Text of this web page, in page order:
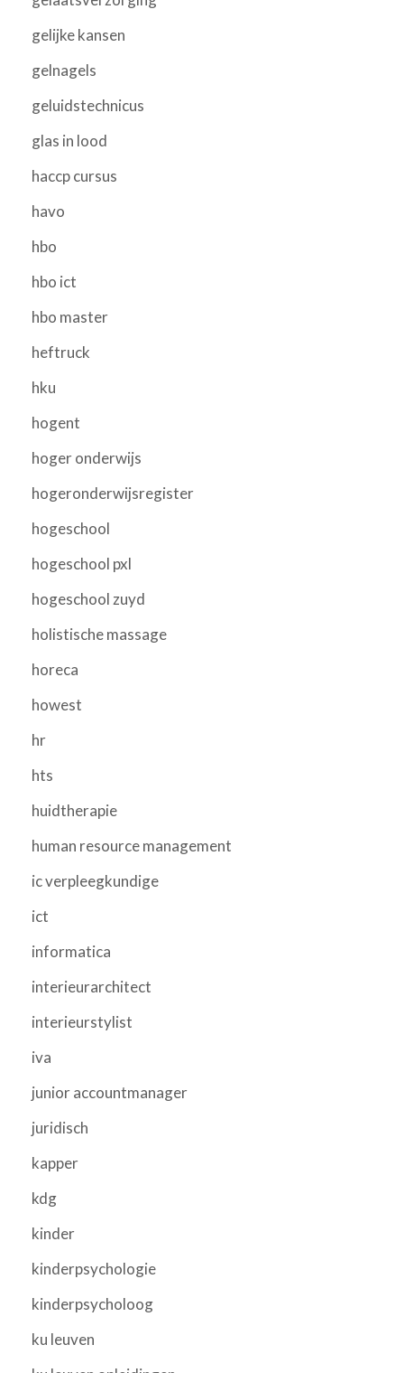
gelijke kansen
gelnagels
geluidstechnicus
glas in lood
haccp cursus
havo
hbo
hbo ict
hbo master
heftruck
hku
hogent
hoger onderwijs
hogeronderwijsregister
hogeschool
hogeschool pxl
hogeschool zuyd
holistische massage
horeca
howest
hr
hts
huidtherapie
human resource management
ic verpleegkundige
ict
informatica
interieurarchitect
interieurstylist
iva
junior accountmanager
juridisch
kapper
kdg
kinder
kinderpsychologie
kinderpsycholoog
ku leuven